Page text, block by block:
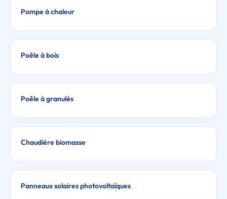
Pompe à chaleur
Poêle à bois
Poêle à granulés
Chaudière biomasse
Panneaux solaires photovoltaïques